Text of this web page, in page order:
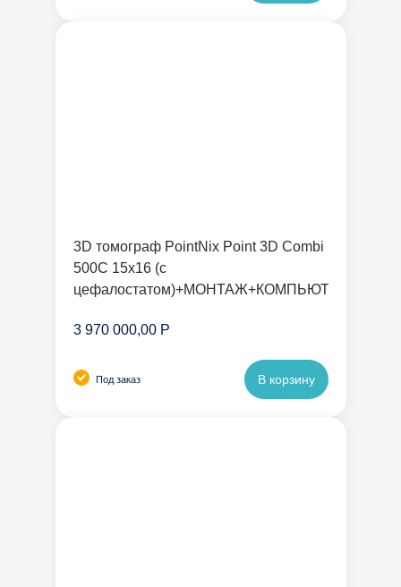
3D томограф PointNix Point 3D Combi
500C 15х16 (с
цефалостатом)+МОНТАЖ+КОМПЬЮТЕР
3 970 000,00 Р
Под заказ В корзину